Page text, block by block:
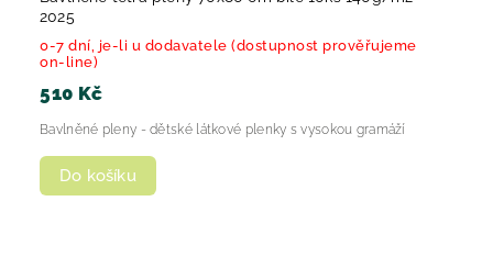
2025
0-7 dní, je-li u dodavatele (dostupnost prověřujeme
on-line)
510 Kč
Do košíku
Bavlněné pleny - dětské látkové plenky s vysokou gramáží